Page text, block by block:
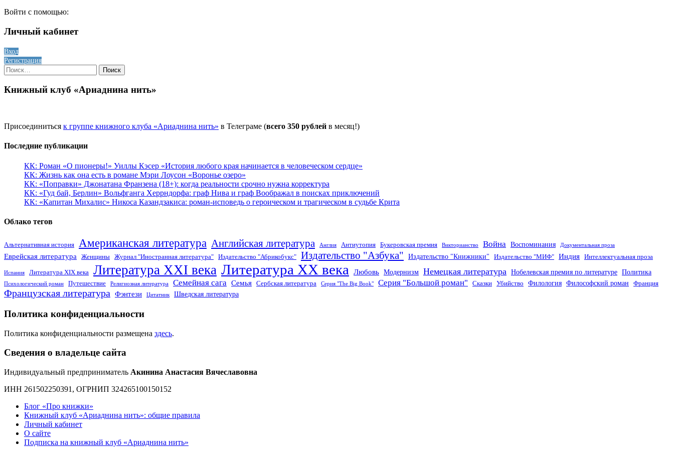
Войти с помощью:
Личный кабинет
Вход
Регистрация
Найти:
Книжный клуб «Ариаднина нить»
Присоединиться к группе книжного клуба «Ариаднина нить» в Телеграме (всего 350 рублей в месяц!)
Последние публикации
КК: Роман «О пионеры!» Уиллы Кэсер «История любого края начинается в человеческом сердце»
КК: Жизнь как она есть в романе Мэри Лоусон «Воронье озеро»
КК: «Поправки» Джонатана Франзена (18+): когда реальности срочно нужна корректура
КК: «Гуд бай, Берлин» Вольфганга Херрндорфа: граф Нива и граф Воображал в поисках приключений
КК: «Капитан Михалис» Никоса Казандзакиса: роман-исповедь о героическом и трагическом в судьбе Крита
Облако тегов
Альтернативная история Американская литература Английская литература Англия Антиутопия Букеровская премия Викторианство Война Воспоминания Документальная проза
Еврейская литература Женщины Журнал "Иностранная литература" Издательство "Абрикобукс" Издательство "Азбука" Издательство "Книжники" Издательство "МИФ" Индия Интеллектуальная проза
Испания Литература XIX века Литература XXI века Литература XX века Любовь Модернизм Немецкая литература Нобелевская премия по литературе Политика
Психологический роман Путешествие Религиозная литература Семейная сага Семья Сербская литература Серия "The Big Book" Серия "Большой роман" Сказки Убийство Филология Философский роман Франция
Французская литература Фэнтези Цитатник Шведская литература
Политика конфиденциальности
Политика конфиденциальности размещена здесь.
Сведения о владельце сайта
Индивидуальный предприниматель Акинина Анастасия Вячеславовна
ИНН 261502250391, ОГРНИП 324265100150152
Блог «Про книжки»
Книжный клуб «Ариаднина нить»: общие правила
Личный кабинет
О сайте
Подписка на книжный клуб «Ариаднина нить»